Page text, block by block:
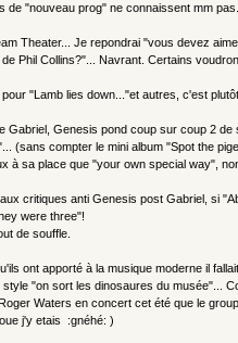
de "nouveau prog" ne connaissent mm
Theater... Je repondrai "vous devez
Phil Collins?"... Navrant. Certains
"Lamb lies down..."et autres, c'est
Gabriel, Genesis pond coup sur coup 2 de
(sans compter le mini album "Spot the
à sa place que "your own special way",
critiques anti Genesis post Gabriel, si
were three"!
de souffle.
ont apporté à la musique moderne il
"on sort les dinosaures du musée"...
Waters en concert cet été que le
j'y etais :gnéhé: )